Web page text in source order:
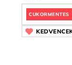
CUKORMENTES